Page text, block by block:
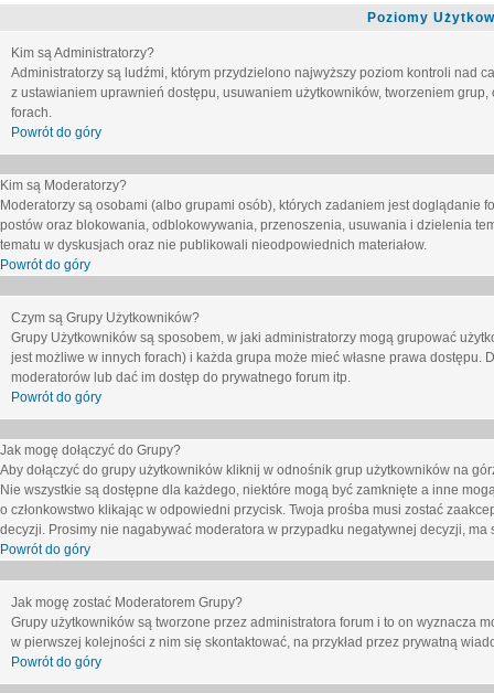
Poziomy
Kim są Administratorzy?
Administratorzy są ludźmi, którym przydzielono najwyższy poziom kontroli nad
z ustawianiem uprawnień dostępu, usuwaniem użytkowników, tworzeniem
forach.
Powrót do góry
Kim są Moderatorzy?
Moderatorzy są osobami (albo grupami osób), których zadaniem jest
postów oraz blokowania, odblokowywania, przenoszenia, usuwania i dzielenia
tematu w dyskusjach oraz nie publikowali nieodpowiednich materiałow.
Powrót do góry
Czym są Grupy Użytkowników?
Grupy Użytkowników są sposobem, w jaki administratorzy mogą grupować
jest możliwe w innych forach) i każda grupa może mieć własne prawa
moderatorów lub dać im dostęp do prywatnego forum itp.
Powrót do góry
Jak mogę dołączyć do Grupy?
Aby dołączyć do grupy użytkowników kliknij w odnośnik grup użytkowników na
Nie wszystkie są dostępne dla każdego, niektóre mogą być zamknięte a inne
o członkowstwo klikając w odpowiedni przycisk. Twoja prośba musi zostać
decyzji. Prosimy nie nagabywać moderatora w przypadku negatywnej decyzji, ma
Powrót do góry
Jak mogę zostać Moderatorem Grupy?
Grupy użytkowników są tworzone przez administratora forum i to on wyznacza
w pierwszej kolejności z nim się skontaktować, na przykład przez prywatną
Powrót do góry